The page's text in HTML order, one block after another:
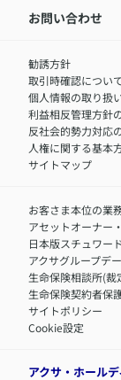
IR情報
サステナビリテ
お客さまを金融
アクサグループ
中途採用：内勤
職）
中途採用：フィ
障害者採用
お問い合わせ
勧誘方針
取引時確認につい
個人情報の取り扱
利益相反管理方針
反社会的勢力対応
人権に関する基本
サイトマップ
お客さま本位の業
アセットオーナー
日本版スチュワー
アクサグループデ
生命保険相談所(裁
生命保険契約者保
サイトポリシー
Cookie設定
アクサ・ホール